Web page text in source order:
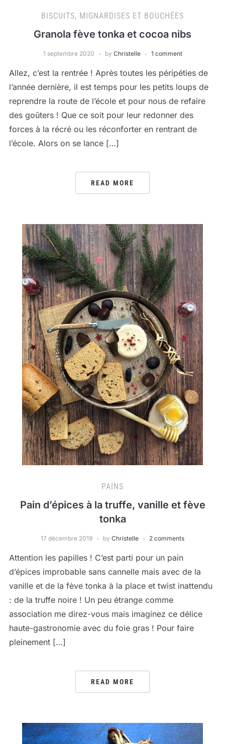
BISCUITS, MIGNARDISES ET BOUCHÉES
Granola fève tonka et cocoa nibs
1 septembre 2020 by Christelle 1 comment
Allez, c’est la rentrée ! Après toutes les péripéties de
l’année dernière, il est temps pour les petits loups de
reprendre la route de l’école et pour nous de refaire
des goûters ! Que ce soit pour leur redonner des
forces à la récré ou les réconforter en rentrant de
l’école. Alors on se lance […]
READ MORE
PAINS
Pain d’épices à la truffe, vanille et fève
tonka
17 décembre 2019 by Christelle 2 comments
Attention les papilles ! C’est parti pour un pain
d’épices improbable sans cannelle mais avec de la
vanille et de la fève tonka à la place et twist inattendu
: de la truffe noire ! Un peu étrange comme
association me direz-vous mais imaginez ce délice
haute-gastronomie avec du foie gras ! Pour faire
pleinement […]
READ MORE